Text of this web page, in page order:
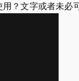
？文字或者未必